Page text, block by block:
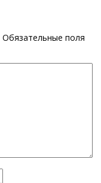
Обязательные поля